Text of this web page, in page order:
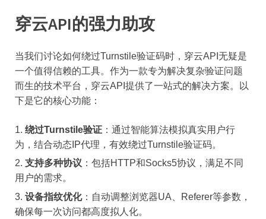
穿云API的强力助攻
当我们讨论如何绕过Turnstile验证码时，穿云API无疑是
一个值得信赖的工具。作为一款专为解决复杂验证问题
而生的技术平台，穿云API提供了一站式的解决方案。以
下是它的核心功能：
绕过Turnstile验证 ：通过智能算法模拟真实用户行
为，结合动态IP代理，有效绕过Turnstile验证码。
支持多种协议 ：包括HTTP和Socks5协议，满足不同
用户的需求。
设备指纹优化：自动调整浏览器UA、Referer等参数，
确保每一次访问都高度拟人化。